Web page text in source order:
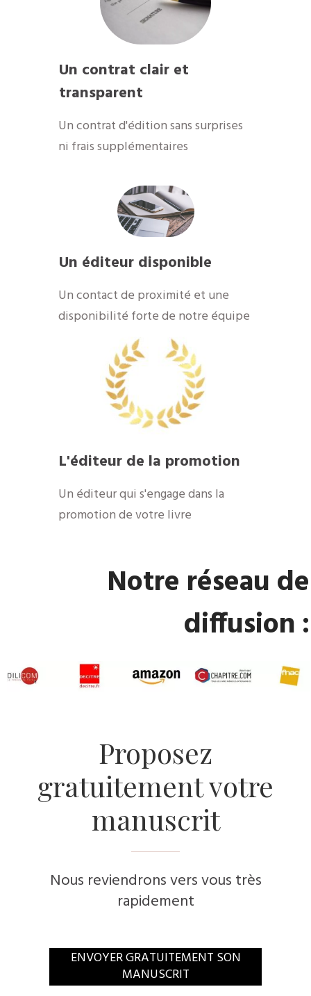
Un contrat clair et
transparent
Un contrat d'édition sans surprises
ni frais supplémentaires
Un éditeur disponible
​Un contact de proximité et une
disponibilité forte de notre équipe
​L'éditeur de la promotion
​Un éditeur qui s'engage dans la
promotion de votre livre
​Notre réseau de
diffusion :
​Proposez
gratuitement votre
manuscrit
Nous reviendrons vers vous très
rapidement
​ENVOYER GRATUITEMENT SON
MANUSCRIT